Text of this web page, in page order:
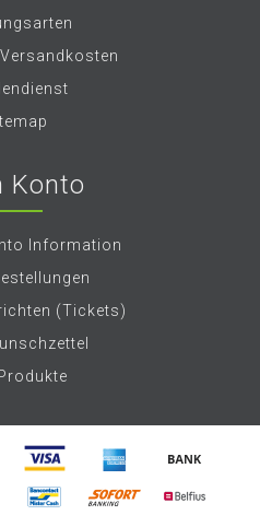
Versandkosten
Konto
Information
(Tickets)